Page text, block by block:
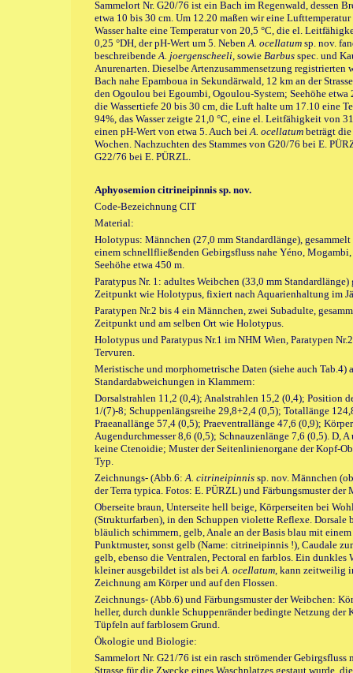
Sammelort Nr. G20/76 ist ein Bach im Regenwald, dessen
etwa 10 bis 30 cm. Um 12.20 maßen wir eine
Wasser halte eine Temperatur von 20,5 °C, die el.
0,25 °DH, der pH-Wert um 5. NebenA. oceIlatum sp. nov.
beschreibendeA. joergenscheeli, sowie Barbus spec. und
Anurenarten. Dieselbe Artenzusammensetzung registrierten
Bach nahe Epamboua in Sekundärwald, 12 km an der
den Ogoulou bei Egoumbi, Ogoulou-System; Seehöhe
die Wassertiefe 20 bis 30 cm, die Luft halte um 17.10 eine
94%, das Wasser zeigte 21,0 °C, eine el. Leitfähigkeit von
einen pH-Wert von etwa 5. Auch beiA. ocellatum beträgt
Wochen. Nachzuchten des Stammes von G20/76 bei E.
G22/76 bei E. PÜRZL.
Aphyosemion citrineipinnis sp. nov.
Code-Bezeichnung CIT
Material:
Holotypus: Männchen (27,0 mm Standardlänge),
einem schnellfließenden Gebirgsfluss nahe Yéno,
Seehöhe etwa 450 m.
Paratypus Nr. 1: adultes Weibchen (33,0 mm
Zeitpunkt wie Holotypus, fixiert nach Aquarienhaltung im
Paratypen Nr.2 bis 4 ein Männchen, zwei Subadulte,
Zeitpunkt und am selben Ort wie Holotypus.
Holotypus und Paratypus Nr.1 im NHM Wien, Paratypen
Tervuren.
Meristische und morphometrische Daten (siehe auch
Standardabweichungen in Klammern:
Dorsalstrahlen 11,2 (0,4); Analstrahlen 15,2 (0,4); Position
1/(7)-8; Schuppenlängsreihe 29,8+2,4 (0,5); Totallänge
Praeanallänge 57,4 (0,5); Praeventrallänge 47,6 (0,9);
Augendurchmesser 8,6 (0,5); Schnauzenlänge 7,6 (0,5). D,
keine Ctenoidie; Muster der Seitenlinienorgane der Kopf-
Typ.
Zeichnungs- (Abb.6:A. citrineipinnis sp. nov. Männchen
der Terra typica. Fotos: E. PÜRZL) und Färbungsmuster der
Oberseite braun, Unterseite hell beige, Körperseiten bei
(Strukturfarben), in den Schuppen violette Reflexe. Dorsale
bläulich schimmern, gelb, Anale an der Basis blau mit
Punktmuster, sonst gelb (Name: citrineipinnis !), Caudale
gelb, ebenso die Ventralen, Pectoral en farblos. Ein dunkles
kleiner ausgebildet ist als beiA. oceIlatum, kann zeitweilig
Zeichnung am Körper und auf den Flossen.
Zeichnungs- (Abb.6) und Färbungsmuster der Weibchen:
heller, durch dunkle Schuppenränder bedingte Netzung der
Tüpfeln auf farblosem Grund.
Ökologie und Biologie:
Sammelort Nr. G21/76 ist ein rasch strömender
Strasse für die Zwecke eines Waschplatzes gestaut wurde,